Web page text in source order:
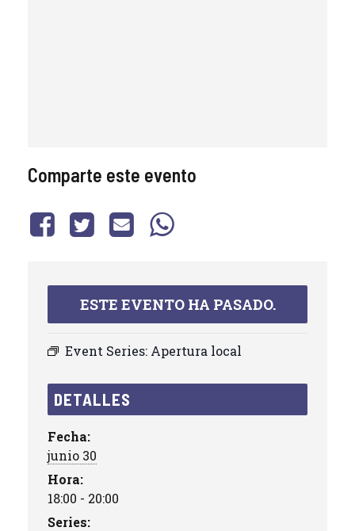
Comparte este evento
ESTE EVENTO HA PASADO.
Event Series: Apertura local
DETALLES
Fecha:
junio 30
Hora:
18:00 - 20:00
Series: